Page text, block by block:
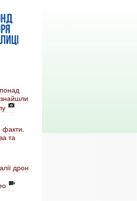
знайшли
факти.
та
дрон